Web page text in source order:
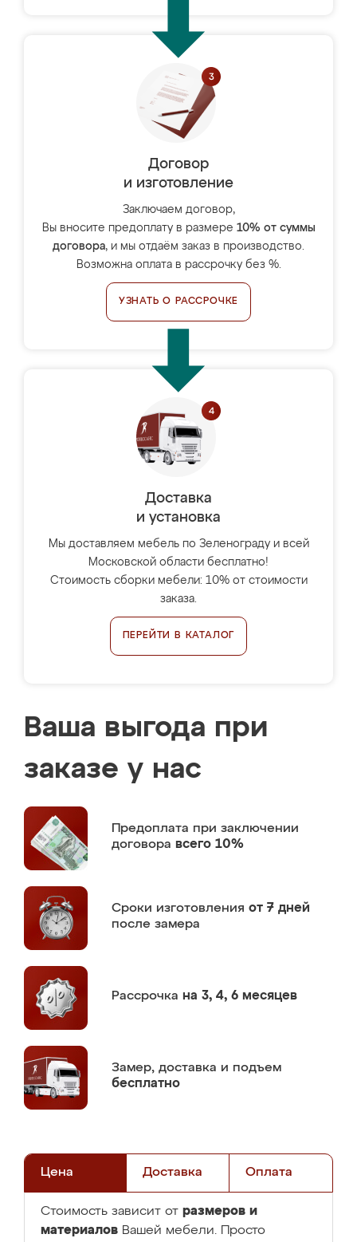
Договор
и изготовление
Заключаем договор,
Вы вносите предоплату в размере 10% от суммы
договора, и мы отдаём заказ в производство.
Возможна оплата в рассрочку без %.
УЗНАТЬ О РАССРОЧКЕ
Доставка
и установка
Мы доставляем мебель по Зеленограду и всей
Московской области бесплатно!
Стоимость сборки мебели: 10% от стоимости
заказа.
ПЕРЕЙТИ В КАТАЛОГ
Ваша выгода при
заказе у нас
Предоплата при заключении
договора всего 10%
Сроки изготовления от 7 дней
после замера
Рассрочка на 3, 4, 6 месяцев
Замер, доставка и подъем
бесплатно
Цена Доставка Оплата
Стоимость зависит от размеров и
материалов Вашей мебели. Просто